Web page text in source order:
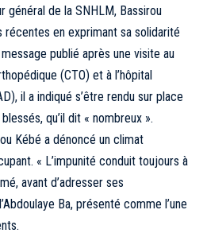
général de la SNHLM, Bassirou
récentes en exprimant sa solidarité
publié après une visite au
(CTO) et à l’hôpital
il a indiqué s’être rendu sur place
qu’il dit « nombreux ».
Kébé a dénoncé un climat
« L’impunité conduit toujours à
avant d’adresser ses
Ba, présenté comme l’une